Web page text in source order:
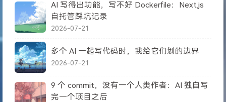
AI 写得出功能，写不好 Dockerfile：Next.js
自托管踩坑记录
2026-07-21
多个 AI 一起写代码时，我给它们划的边界
2026-07-21
9 个 commit，没有一个人类作者：AI 独自写
完一个项目之后